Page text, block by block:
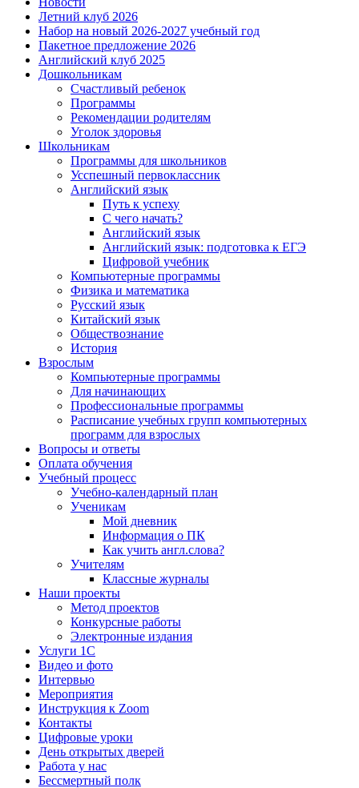
Летний клуб 2026
Набор на новый 2026-2027 учебный год
Пакетное предложение 2026
Английский клуб 2025
Дошкольникам
Счастливый ребенок
Программы
Рекомендации родителям
Уголок здоровья
Школьникам
Программы для школьников
Усспешный первоклассник
Английский язык
Путь к успеху
С чего начать?
Английский язык
Английский язык: подготовка к ЕГЭ
Цифровой учебник
Компьютерные программы
Физика и математика
Русский язык
Китайский язык
Обществознание
История
Взрослым
Компьютерные программы
Для начинающих
Профессиональные программы
Расписание учебных групп компьютерных
программ для взрослых
Вопросы и ответы
Оплата обучения
Учебный процесс
Учебно-календарный план
Ученикам
Мой дневник
Информация о ПК
Как учить англ.слова?
Учителям
Классные журналы
Наши проекты
Метод проектов
Конкурсные работы
Электронные издания
Услуги 1C
Видео и фото
Интервью
Мероприятия
Инструкция к Zoom
Контакты
Цифровые уроки
День открытых дверей
Работа у нас
Бессмертный полк